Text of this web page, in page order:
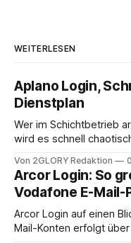
WEITERLESEN
Aplano Login,
Dienstplan
Wer im Schichtbetrieb
wird es schnell
abwesenheiten und die
Ihr personal digital zu
erfahren Sie alles, was
brauchen, von der
Von 2GLORY Redaktion
Arcor Login: So
Vodafone E-Mail-
Arcor Login auf einen Blick Die Anmeldung für alte
Mail-Konten erfolgt